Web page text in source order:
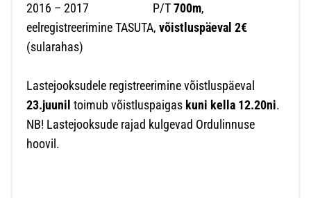
2016 – 2017 P/T700m,
eelregistreerimine TASUTA, võistluspäeval 2€
(sularahas)
Lastejooksudele registreerimine võistluspäeval
23.juunil toimub võistluspaigas kuni kella 12.20ni.
NB! Lastejooksude rajad kulgevad Ordulinnuse
hoovil.